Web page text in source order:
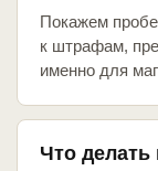
Покажем
к штрафам,
именно для
Что